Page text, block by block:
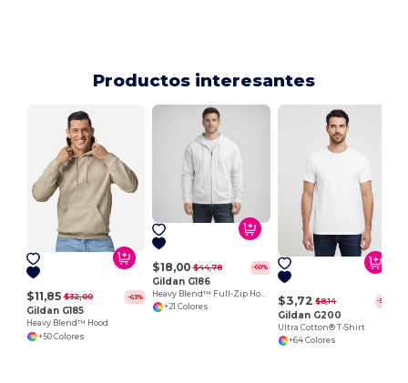
Productos interesantes
$11,85 $32,00 -63%
Gildan G185
Heavy Blend™ Hood
+50 Colores
$18,00 $44,78 -60%
Gildan G186
+21 Colores
$3,72 $8,14 -54%
Gildan G200
Ultra Cotton® T-Shirt
+64 Colores